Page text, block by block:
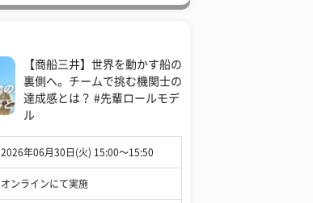
【商船三井】世界を動かす船の
裏側へ。チームで挑む機関士の
達成感とは？ #先輩ロールモデ
ル
2026年06月30日(火) 15:00〜15:50
オンラインにて実施